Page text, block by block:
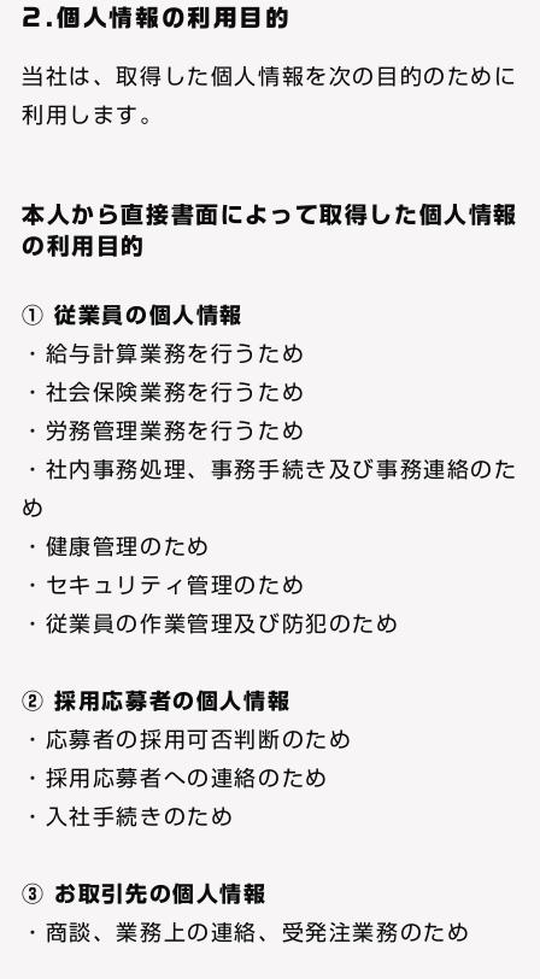
2.個人情報の利用目的
当社は、取得した個人情報を次の目的のために
利用します。
本人から直接書面によって取得した個人情報
の利用目的
① 従業員の個人情報
・給与計算業務を行うため
・社会保険業務を行うため
・労務管理業務を行うため
・社内事務処理、事務手続き及び事務連絡のた
め
・健康管理のため
・セキュリティ管理のため
・従業員の作業管理及び防犯のため
② 採用応募者の個人情報
・応募者の採用可否判断のため
・採用応募者への連絡のため
・入社手続きのため
③ お取引先の個人情報
・商談、業務上の連絡、受発注業務のため